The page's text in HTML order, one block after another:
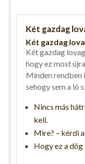
Két gazdag
Két gazdag
Két gazdag
hogy ez most
Minden rendben
sehogy sem a ló
Nincs más
kell.
Mire? – kérdi
Hogy ez a